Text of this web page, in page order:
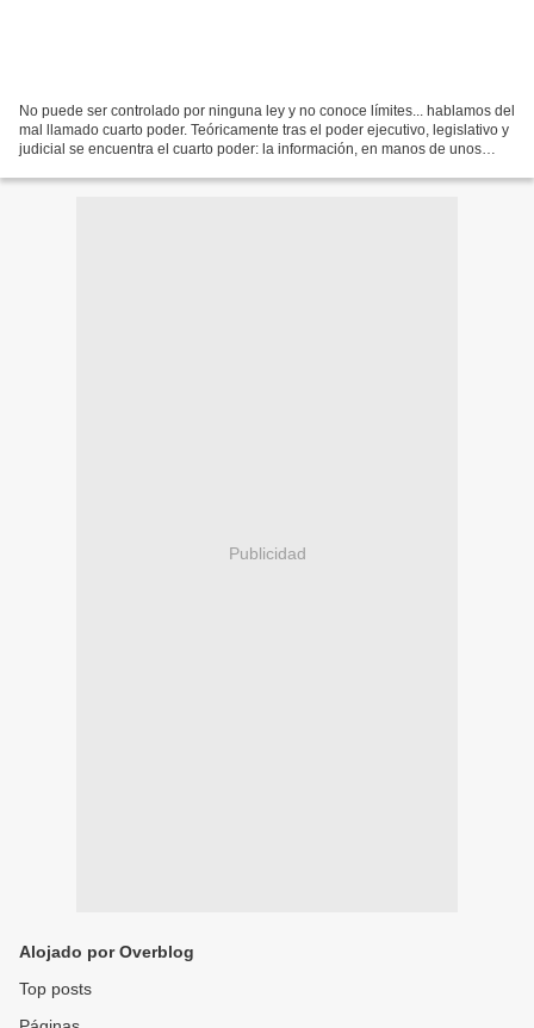
No puede ser controlado por ninguna ley y no conoce límites... hablamos del
mal llamado cuarto poder. Teóricamente tras el poder ejecutivo, legislativo y
judicial se encuentra el cuarto poder: la información, en manos de unos
Publicidad
Alojado por Overblog
Top posts